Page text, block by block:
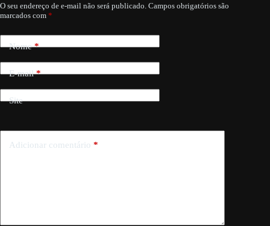
O seu endereço de e-mail não será publicado. Campos obrigatórios são
marcados com *
Nome*
E-mail*
Site
Adicionar comentário *